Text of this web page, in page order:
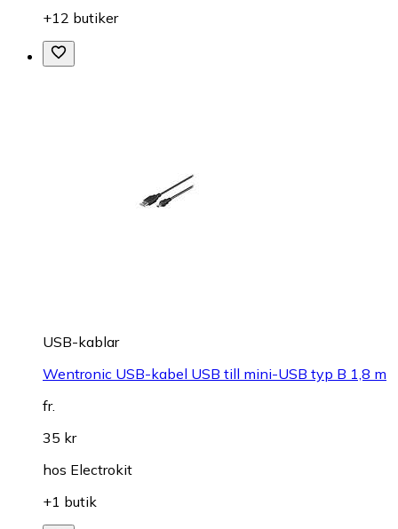
+12 butiker
USB-kablar
Wentronic USB-kabel USB till mini-USB typ B 1,8 m
fr.
35 kr
hos Electrokit
+1 butik